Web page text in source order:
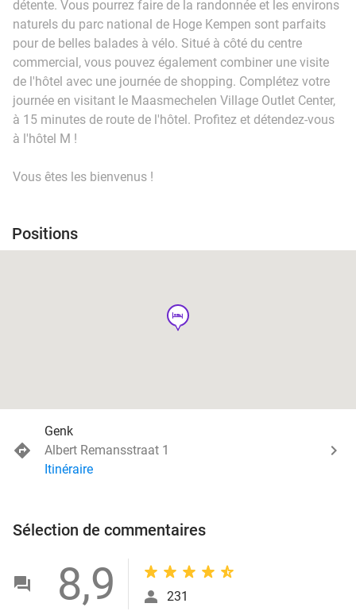
détente. Vous pourrez faire de la randonnée et les environs
naturels du parc national de Hoge Kempen sont parfaits
pour de belles balades à vélo. Situé à côté du centre
commercial, vous pouvez également combiner une visite
de l'hôtel avec une journée de shopping. Complétez votre
journée en visitant le Maasmechelen Village Outlet Center,
à 15 minutes de route de l'hôtel. Profitez et détendez-vous
à l'hôtel M !
Vous êtes les bienvenus !
Positions
hotel
Genk
Albert Remansstraat 1
Itinéraire
Sélection de commentaires
8,9 231